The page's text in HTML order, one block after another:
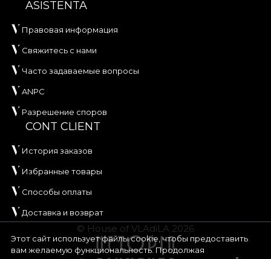
Этот сайт использует файлы cookie, чтобы предоставить
вам желаемую функциональность. Продолжая
ASISTENTA
Правовая информация
Свяжитесь с нами
Часто задаваемые вопросы
ANPC
Разрешение споров
CONT CLIENT
История заказов
Избранные товары
Способы оплаты
Доставка и возврат
© House of VLAdiLA 2026